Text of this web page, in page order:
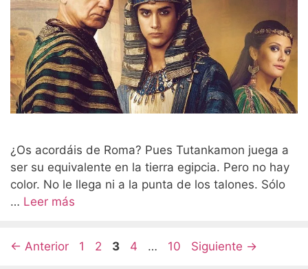
¿Os acordáis de Roma? Pues Tutankamon juega a
ser su equivalente en la tierra egipcia. Pero no hay
color. No le llega ni a la punta de los talones. Sólo
… Leer más
← Anterior Página
1 Página
2 Página
3 Página
4 … Página
10 Siguiente →